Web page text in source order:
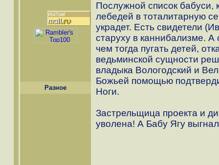
Разное
Послужной список бабуси,
лебедей в тоталитарную
украдет. Есть свидетели
старуху в каннибализме. А
чем тогда пугать детей,
ведьминской сущности
владыка Вологодский и
Божьей помощью
Ноги.
Застрельщица проекта и
уволена! А Бабу Ягу